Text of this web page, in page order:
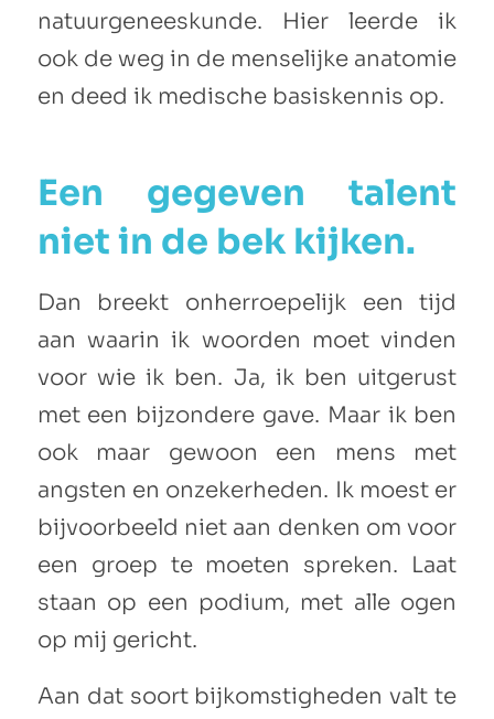
natuurgeneeskunde. Hier leerde ik
ook de weg in de menselijke anatomie
en deed ik medische basiskennis op.
Een gegeven talent
niet in de bek kijken.
Dan breekt onherroepelijk een tijd
aan waarin ik woorden moet vinden
voor wie ik ben. Ja, ik ben uitgerust
met een bijzondere gave. Maar ik ben
ook maar gewoon een mens met
angsten en onzekerheden. Ik moest er
bijvoorbeeld niet aan denken om voor
een groep te moeten spreken. Laat
staan op een podium, met alle ogen
op mij gericht.
Aan dat soort bijkomstigheden valt te